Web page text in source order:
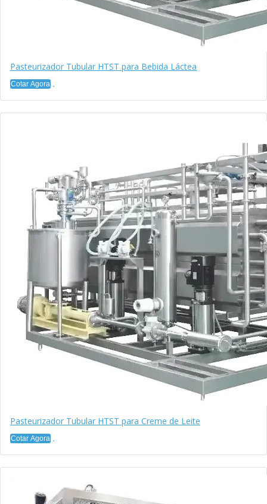
Pasteurizador Tubular HTST para Bebida Láctea
Cotar Agora
Pasteurizador Tubular HTST para Creme de Leite
Cotar Agora